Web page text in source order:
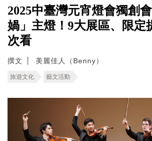
2025中臺灣元宵燈會獨創
媧」主燈！9大展區、限定
次看
撰文 美麗佳人（Benny）
旅遊文化 藝文活動